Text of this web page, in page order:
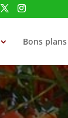
Bons plans